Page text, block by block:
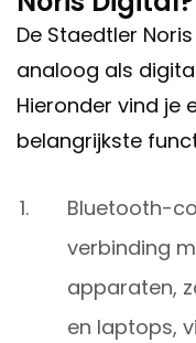
De Staedtler
analoog als
Hieronder vind je
belangrijkste
Bluetooth-
verbinding
apparaten,
en laptops,